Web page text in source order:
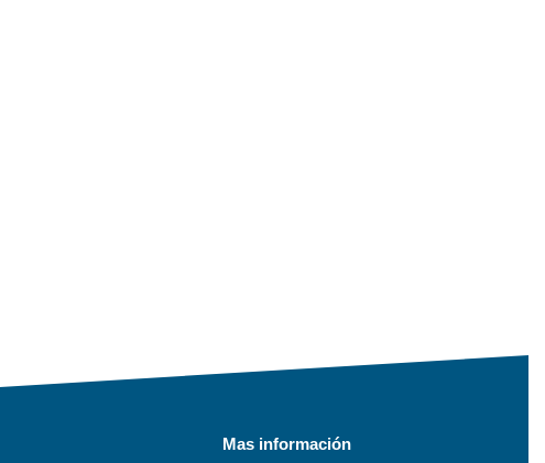
Mas información